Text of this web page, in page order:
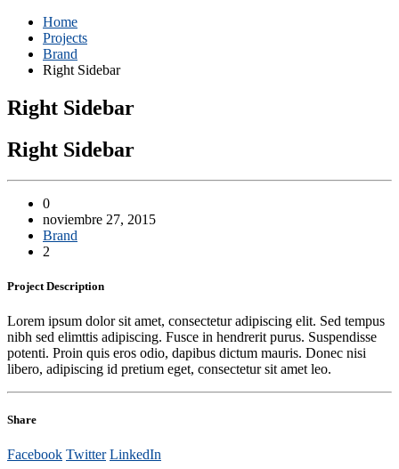
Home
Projects
Brand
Right Sidebar
Right Sidebar
Right Sidebar
0
noviembre 27, 2015
Brand
2
Project Description
Lorem ipsum dolor sit amet, consectetur adipiscing elit. Sed tempus
nibh sed elimttis adipiscing. Fusce in hendrerit purus. Suspendisse
potenti. Proin quis eros odio, dapibus dictum mauris. Donec nisi
libero, adipiscing id pretium eget, consectetur sit amet leo.
Share
Facebook Twitter LinkedIn